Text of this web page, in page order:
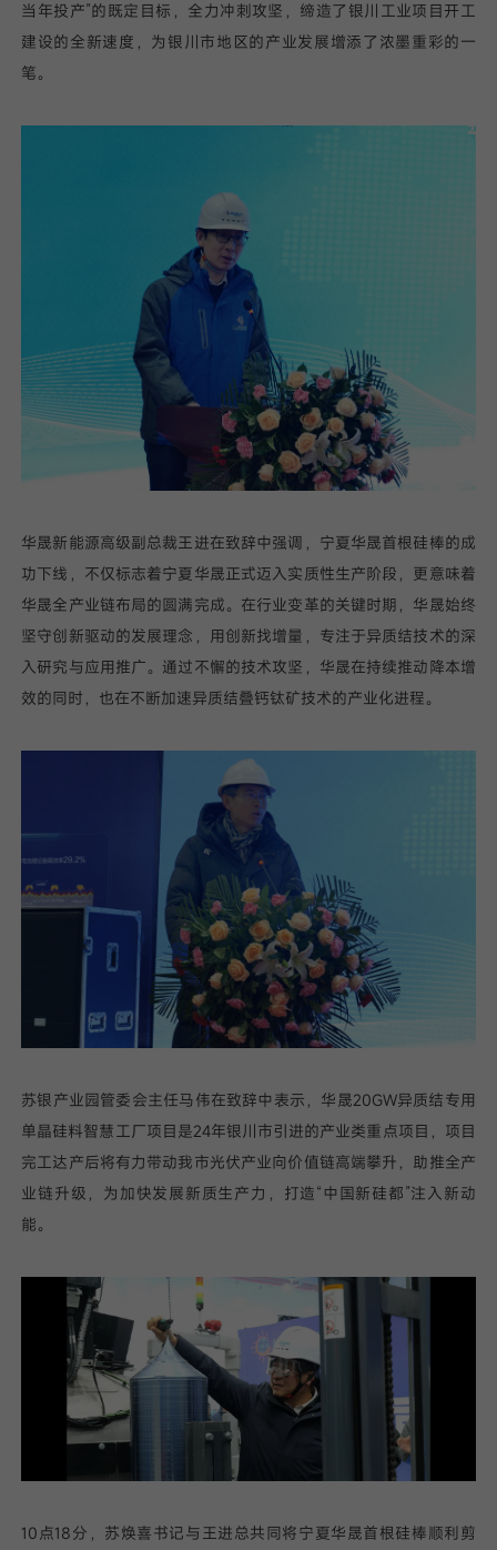
当年投产”的既定目标，全力冲刺攻坚，缔造了银川工业项目开工
建设的全新速度，为银川市地区的产业发展增添了浓墨重彩的一
笔。
华晟新能源高级副总裁王进在致辞中强调，宁夏华晟首根硅棒的成
功下线，不仅标志着宁夏华晟正式迈入实质性生产阶段，更意味着
华晟全产业链布局的圆满完成。在行业变革的关键时期，华晟始终
坚守创新驱动的发展理念，用创新找增量，专注于异质结技术的深
入研究与应用推广。通过不懈的技术攻坚，华晟在持续推动降本增
效的同时，也在不断加速异质结叠钙钛矿技术的产业化进程。
苏银产业园管委会主任马伟在致辞中表示，华晟20GW异质结专用
单晶硅料智慧工厂项目是24年银川市引进的产业类重点项目，项目
完工达产后将有力带动我市光伏产业向价值链高端攀升，助推全产
业链升级，为加快发展新质生产力，打造“中国新硅都”注入新动
能。
10点18分，苏焕喜书记与王进总共同将宁夏华晟首根硅棒顺利剪